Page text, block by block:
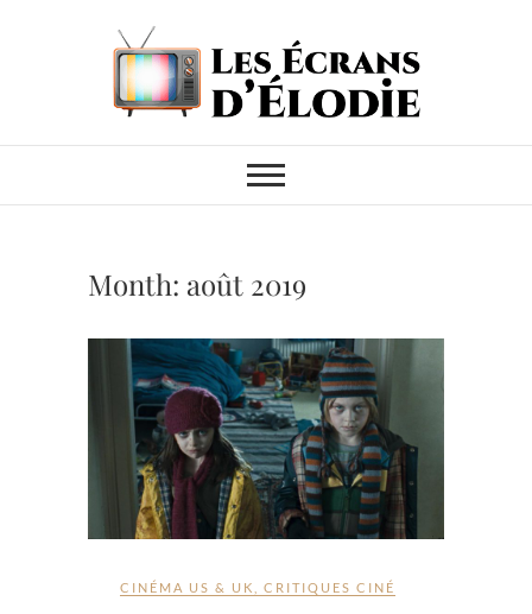
Les Écrans
d'Élodie
Month: août 2019
CINÉMA US & UK CRITIQUES CINÉ